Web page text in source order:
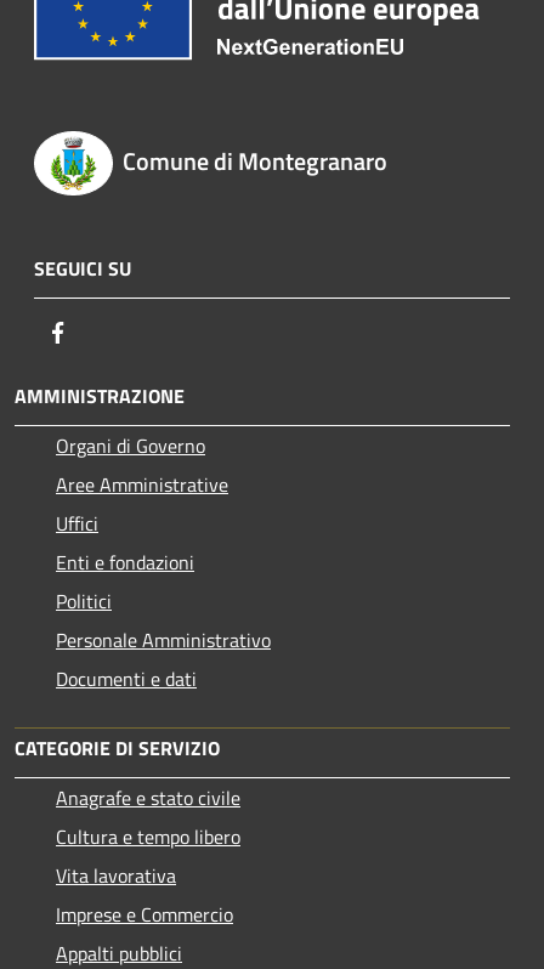
Comune di Montegranaro
SEGUICI SU
AMMINISTRAZIONE
Organi di Governo
Aree Amministrative
Uffici
Enti e fondazioni
Politici
Personale Amministrativo
Documenti e dati
CATEGORIE DI SERVIZIO
Anagrafe e stato civile
Cultura e tempo libero
Vita lavorativa
Imprese e Commercio
Appalti pubblici